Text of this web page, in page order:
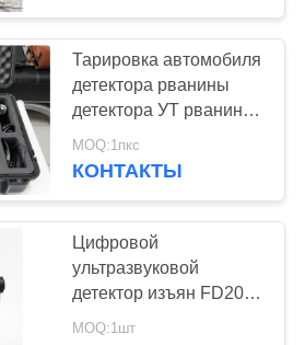
Тарировка автомобиля
детектора рванины
детектора УТ рванины
цифров портативная
ультразвуковая
MOQ:1пкс
КОНТАКТЫ
Цифровой
ультразвуковой
детектор изъян FD201,
UT, ультразвуковой
MOQ:1шт